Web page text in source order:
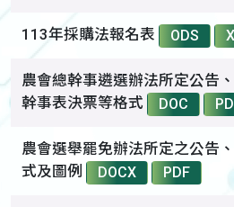
113年採購法報名表 ODS
農會總幹事遴選辦法所定公告
幹事表決票等格式
DOC
農會選舉罷免辦法所定之公告
式及圖例
DOCX PDF